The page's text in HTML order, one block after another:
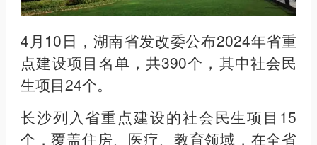
4月10日，湖南省发改委公布2024年省重
点建设项目名单，共390个，其中社会民
生项目24个。
长沙列入省重点建设的社会民生项目15
个，覆盖住房、医疗、教育领域，在全省